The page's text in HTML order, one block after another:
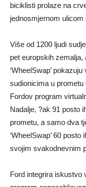
biciklisti prolaze na
jednosmjernom
Više od 1200 ljudi
pet europskih
‘WheelSwap’
sudionicima u
Fordov program
Nadalje, ?ak 91 posto
prometu, a samo dva
‘WheelSwap’ 60
svojim svakodnevnim
Ford integrira iskustvo